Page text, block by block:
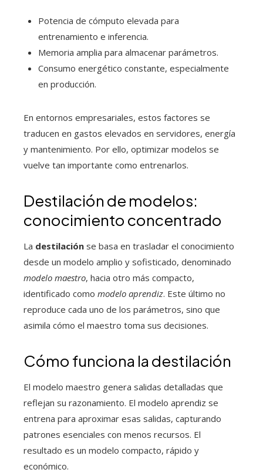
Potencia de cómputo elevada para
entrenamiento e inferencia.
Memoria amplia para almacenar parámetros.
Consumo energético constante, especialmente
en producción.
En entornos empresariales, estos factores se
traducen en gastos elevados en servidores, energía
y mantenimiento. Por ello, optimizar modelos se
vuelve tan importante como entrenarlos.
Destilación de modelos:
conocimiento concentrado
La destilación se basa en trasladar el conocimiento
desde un modelo amplio y sofisticado, denominado
modelo maestro, hacia otro más compacto,
identificado como modelo aprendiz. Este último no
reproduce cada uno de los parámetros, sino que
asimila cómo el maestro toma sus decisiones.
Cómo funciona la destilación
El modelo maestro genera salidas detalladas que
reflejan su razonamiento. El modelo aprendiz se
entrena para aproximar esas salidas, capturando
patrones esenciales con menos recursos. El
resultado es un modelo compacto, rápido y
económico.